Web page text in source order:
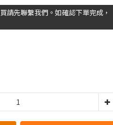
請先聯繫我們。如確認下單完成，